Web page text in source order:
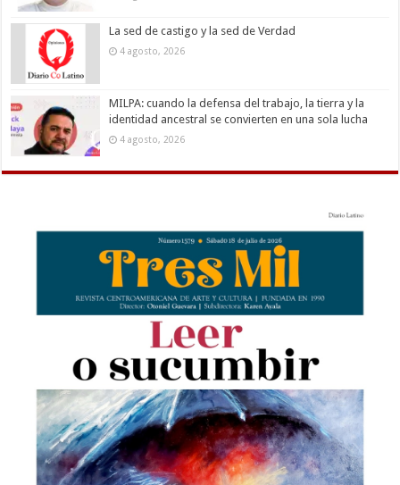
La sed de castigo y la sed de Verdad
4 agosto, 2026
MILPA: cuando la defensa del trabajo, la tierra y la
identidad ancestral se convierten en una sola lucha
4 agosto, 2026